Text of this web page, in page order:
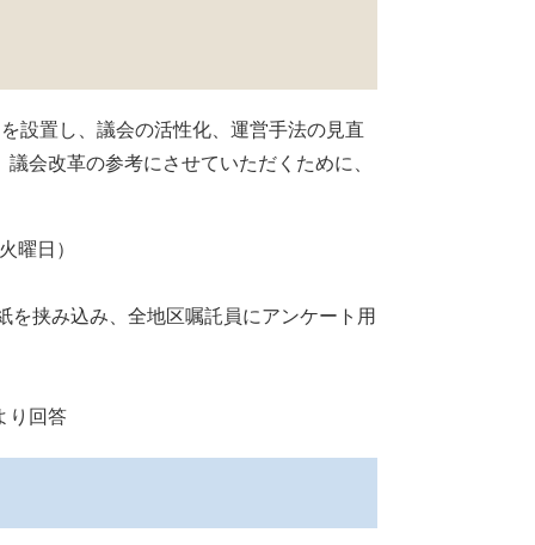
設置し、議会の活性化、運営手法の見直
会改革の参考にさせていただくために、
曜日）
挟み込み、全地区嘱託員にアンケート用
回答